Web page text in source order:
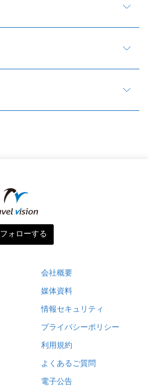
フォローする
会社概要
媒体資料
情報セキュリティ
プライバシーポリシー
利用規約
よくあるご質問
電子公告